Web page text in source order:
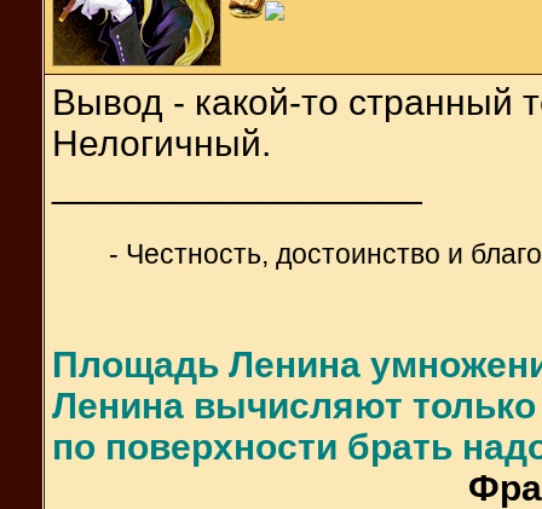
Вывод - какой-то странный
Нелогичный.
- Честность, достоинство и
Площадь Ленина
Ленина вычисляют только
по поверхности брать